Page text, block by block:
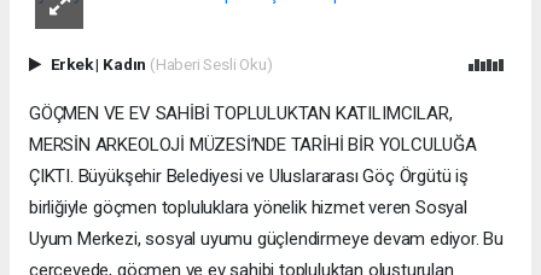
Erkek| Kadın (Haberi Sesli Oku)
GÖÇMEN VE EV SAHİBİ TOPLULUKTAN KATILIMCILAR,
MERSİN ARKEOLOJİ MÜZESİ’NDE TARİHİ BİR YOLCULUĞA
ÇIKTI. Büyükşehir Belediyesi ve Uluslararası Göç Örgütü iş
birliğiyle göçmen topluluklara yönelik hizmet veren Sosyal
Uyum Merkezi, sosyal uyumu güçlendirmeye devam ediyor. Bu
çerçevede, göçmen ve ev sahibi topluluktan oluşturulan